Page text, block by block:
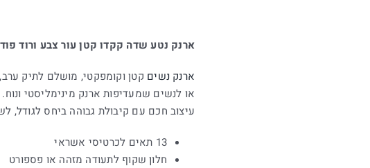
ארנק נטע שדה קקדו קטן עור צבע ורוד
ארנק נשים קטן וקומפקטי, מושלם לתיק
או לנשים שמעדיפות ארנק מינימליסטי ונוח.
עיצוב חכם עם קיבולת גבוהה ביחס לגודל,
13 תאים לכרטיסי אשראי
חלון שקוף לתעודה מזהה או פספורט